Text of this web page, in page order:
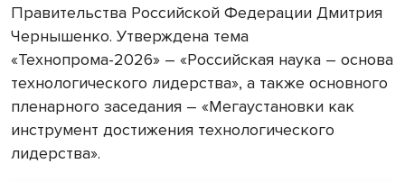
Правительства Российской Федерации Дмитрия
Чернышенко. Утверждена тема
«Технопрома-2026» – «Российская наука – основа
технологического лидерства», а также основного
пленарного заседания – «Мегаустановки как
инструмент достижения технологического
лидерства».